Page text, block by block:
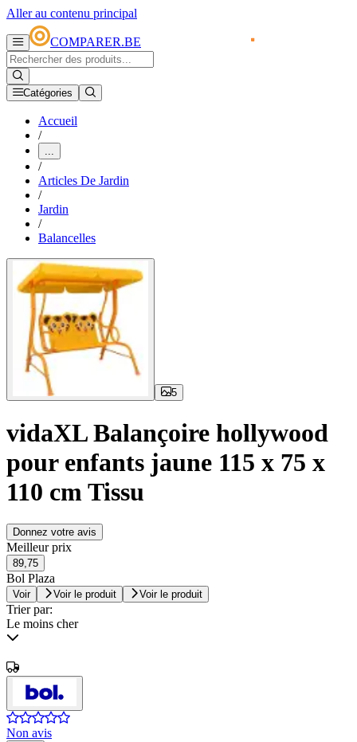
Aller au contenu principal
COMPARER.BE
Catégories
Accueil
/
...
/
Articles De Jardin
/
Jardin
/
Balancelles
5
vidaXL Balançoire hollywood
pour enfants jaune 115 x 75 x
110 cm Tissu
Donnez votre avis
Meilleur prix
89,75
Bol Plaza
Voir Voir le produit Voir le produit
Trier par:
Le moins cher
Non avis